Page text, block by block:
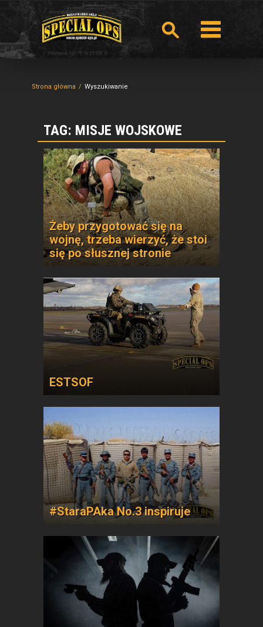
Strona główna Wyszukiwanie
TAG: MISJE WOJSKOWE
Żeby przygotować się na
wojnę, trzeba wierzyć, że stoi
się po słusznej stronie
ESTSOF
#StaraPAka No.3 inspiruje